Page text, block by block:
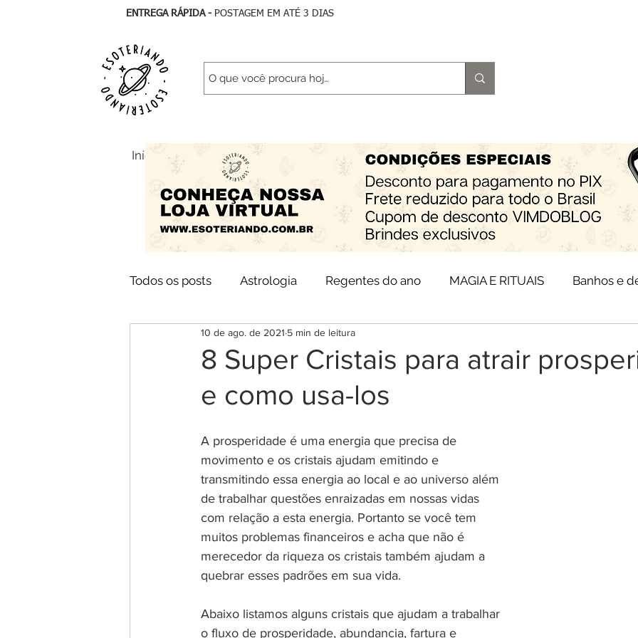
ENTREGA RÁPIDA - POSTAGEM EM ATÉ 3 DIAS
Início Todos Artigos Astrologia Magia e Rituais Terapias
Todos os posts Astrologia Regentes do ano MAGIA E RITUAIS Banhos e
Rituais para o Amor e Autoestima Rituais para
Rituais para Saúde e Bem Estar Rituais Diversos
Magia das ervas Cromoterapia
Espiritualidade Salmos e Orações Terapias Holísticas
Significado das Horas Iguais Orixás e guias espirituais
8 Super Cristais para atrair
e como usa-los
10 de ago. de 2021 5 min de leitura
A prosperidade é uma energia que precisa de
movimento e os cristais ajudam emitindo e
transmitindo essa energia ao local e ao universo além
de trabalhar questões enraizadas em nossas vidas
com relação a esta energia. Portanto se você tem
muitos problemas financeiros e acha que não é
merecedor da riqueza os cristais também ajudam a
quebrar esses padrões em sua vida.
Abaixo listamos alguns cristais que ajudam a trabalhar
o fluxo de prosperidade, abundancia, fartura e